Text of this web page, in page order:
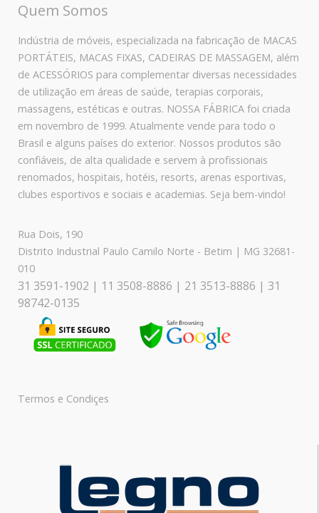
Quem Somos
Indústria de móveis, especializada na fabricação de MACAS
PORTÁTEIS, MACAS FIXAS, CADEIRAS DE MASSAGEM, além
de ACESSÓRIOS para complementar diversas necessidades
de utilização em áreas de saúde, terapias corporais,
massagens, estéticas e outras. NOSSA FÁBRICA foi criada
em novembro de 1999. Atualmente vende para todo o
Brasil e alguns países do exterior. Nossos produtos são
confiáveis, de alta qualidade e servem à profissionais
renomados, hospitais, hotéis, resorts, arenas esportivas,
clubes esportivos e sociais e academias. Seja bem-vindo!
Rua Dois, 190
Distrito Industrial Paulo Camilo Norte - Betim | MG 32681-
010
31 3591-1902 | 11 3508-8886 | 21 3513-8886 | 31
98742-0135
Termos e Condiçes